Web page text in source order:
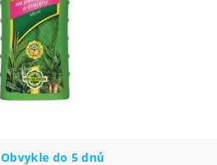
Obvykle do 5 dnů